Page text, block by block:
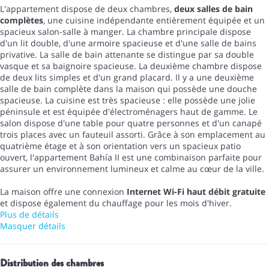
L'appartement dispose de deux chambres, deux salles de bain
complètes, une cuisine indépendante entièrement équipée et un
spacieux salon-salle à manger. La chambre principale dispose
d'un lit double, d'une armoire spacieuse et d'une salle de bains
privative. La salle de bain attenante se distingue par sa double
vasque et sa baignoire spacieuse. La deuxième chambre dispose
de deux lits simples et d'un grand placard. Il y a une deuxième
salle de bain complète dans la maison qui possède une douche
spacieuse. La cuisine est très spacieuse : elle possède une jolie
péninsule et est équipée d'électroménagers haut de gamme. Le
salon dispose d'une table pour quatre personnes et d'un canapé
trois places avec un fauteuil assorti. Grâce à son emplacement au
quatrième étage et à son orientation vers un spacieux patio
ouvert, l'appartement Bahía II est une combinaison parfaite pour
assurer un environnement lumineux et calme au cœur de la ville.
La maison offre une connexion Internet Wi-Fi haut débit gratuite
et dispose également du chauffage pour les mois d'hiver.
Plus de détails
Masquer détails
Distribution des chambres